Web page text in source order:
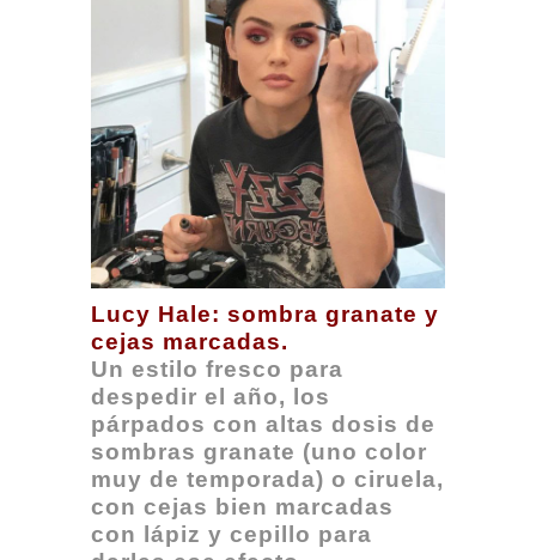
Lucy Hale: sombra granate y
cejas marcadas.
Un estilo fresco para
despedir el año, los
párpados con altas dosis de
sombras granate (uno color
muy de temporada) o ciruela,
con cejas bien marcadas
con lápiz y cepillo para